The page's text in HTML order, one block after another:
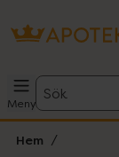
Meny
Sök
Hem